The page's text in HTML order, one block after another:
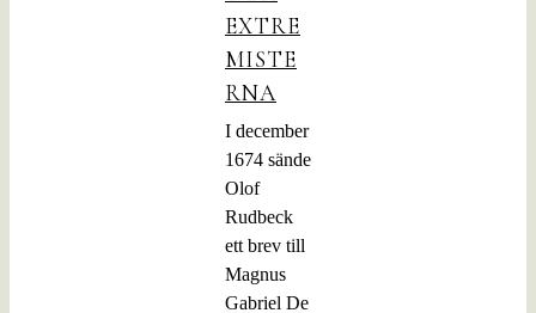
EXTRE
MISTE
RNA
I december
1674 sände
Olof
Rudbeck
ett brev till
Magnus
Gabriel De